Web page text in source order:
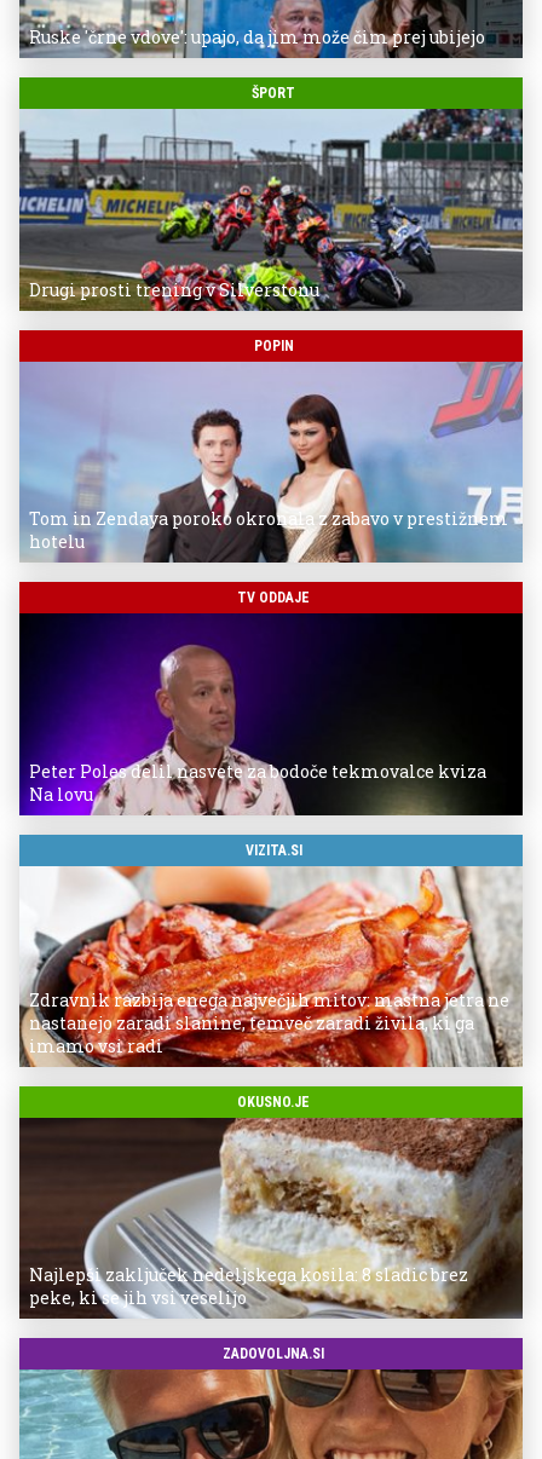
Ruske 'črne vdove': upajo, da jim može čim prej ubijejo
ŠPORT
Drugi prosti trening v Silverstonu
POPIN
Tom in Zendaya poroko okronala z zabavo v prestižnem
hotelu
TV ODDAJE
Peter Poles delil nasvete za bodoče tekmovalce kviza
Na lovu
VIZITA.SI
Zdravnik razbija enega največjih mitov: mastna jetra ne
nastanejo zaradi slanine, temveč zaradi živila, ki ga
imamo vsi radi
OKUSNO.JE
Najlepši zaključek nedeljskega kosila: 8 sladic brez
peke, ki se jih vsi veselijo
ZADOVOLJNA.SI